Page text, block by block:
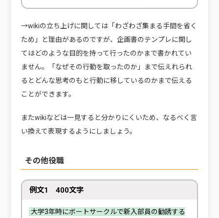
→wikiの立ち上げに関しては「わざわざ集まる手間を省く
ため」と理由があるのですが、企画書のテンプレに関し
てはどのような目的を持って行ったのかまで書かれてい
ません。「なぜその行動を取ったのか」まで伝えれられ
るとどんな思考のもと行動に移しているのかまで伝える
ことができます。
またwikiなどは一見すると分かりにくいため、なるべく言
い換えて表現するようにしましょう。
その他役職
例文1 400文字
大学3年時にボートサークルで新入部員の勧誘する